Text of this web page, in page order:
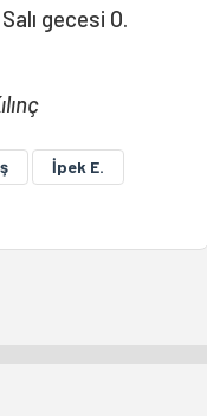
gecesi O.
İpek E.